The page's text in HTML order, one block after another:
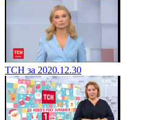
ТСН за 2020.12.30